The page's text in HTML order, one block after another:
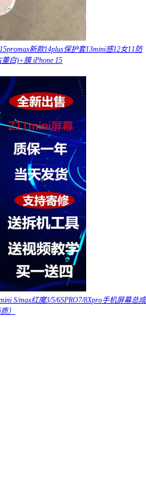
新款14plus保护套13mini感12女11防
白)+膜 iPhone 15
S/max红魔3/5/6SPRO7/8Xpro手机屏幕总成
）